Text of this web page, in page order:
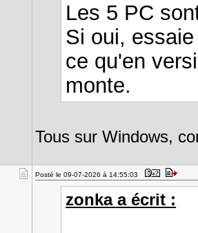
Les 5 PC
Si oui,
ce qu'en
monte.
Tous sur Windows,
Posté le 09-07-2026 à 14:55:03
zonka a écrit :